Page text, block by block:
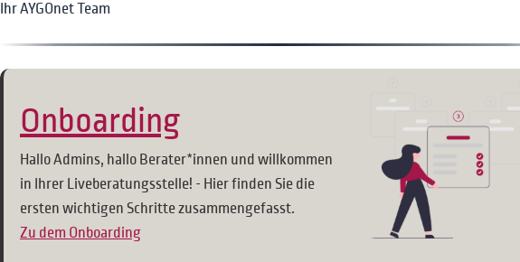
Ihr AYGOnet Team
Onboarding
Hallo Admins, hallo Berater*innen und willkommen
in Ihrer Liveberatungsstelle! - Hier finden Sie die
ersten wichtigen Schritte zusammengefasst.
Zu dem Onboarding